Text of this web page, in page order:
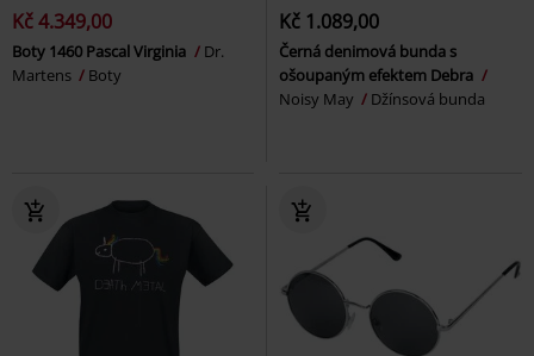
Kč 4.349,00
Boty 1460 Pascal Virginia
Dr.
Martens
Boty
Kč 1.089,00
Černá denimová bunda s
ošoupaným efektem Debra
Noisy May
Džínsová bunda